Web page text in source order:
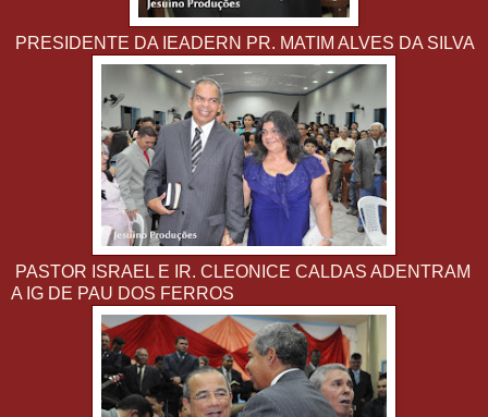
PRESIDENTE DA IEADERN PR. MATIM ALVES DA SILVA
PASTOR ISRAEL E IR. CLEONICE CALDAS ADENTRAM
A IG DE PAU DOS FERROS